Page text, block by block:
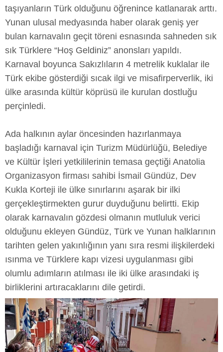
taşıyanların Türk olduğunu öğrenince katlanarak arttı.
Yunan ulusal medyasında haber olarak geniş yer
bulan karnavalın geçit töreni esnasında sahneden sık
sık Türklere “Hoş Geldiniz” anonsları yapıldı.
Karnaval boyunca Sakızlıların 4 metrelik kuklalar ile
Türk ekibe gösterdiği sıcak ilgi ve misafirperverlik, iki
ülke arasında kültür köprüsü ile kurulan dostluğu
perçinledi.
Ada halkının aylar öncesinden hazırlanmaya
başladığı karnaval için Turizm Müdürlüğü, Belediye
ve Kültür İşleri yetkililerinin temasa geçtiği Anatolia
Organizasyon firması sahibi İsmail Gündüz, Dev
Kukla Korteji ile ülke sınırlarını aşarak bir ilki
gerçekleştirmekten gurur duyduğunu belirtti. Ekip
olarak karnavalın gözdesi olmanın mutluluk verici
olduğunu ekleyen Gündüz, Türk ve Yunan halklarının
tarihten gelen yakınlığının yanı sıra resmi ilişkilerdeki
ısınma ve Türklere kapı vizesi uygulanması gibi
olumlu adımların atılması ile iki ülke arasındaki iş
birliklerini artıracaklarını dile getirdi.